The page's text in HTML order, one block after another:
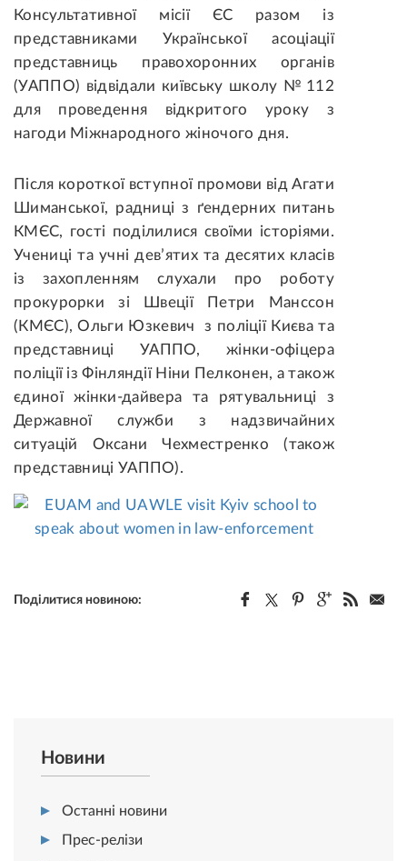
Консультативної місії ЄС разом із
представниками Української асоціації
представниць правохоронних органів
(УАППО) відвідали київську школу № 112
для проведення відкритого уроку з
нагоди Міжнародного жіночого дня.
Після короткої вступної промови від Агати
Шиманської, радниці з ґендерних питань
КМЄС, гості поділилися своїми історіями.
Учениці та учні дев’ятих та десятих класів
із захопленням слухали про роботу
прокурорки зі Швеції Петри Манссон
(КМЄС), Ольги Юзкевич з поліції Києва та
представниці УАППО, жінки-офіцера
поліції із Фінляндії Ніни Пелконен, а також
єдиної жінки-дайвера та рятувальниці з
Державної служби з надзвичайних
ситуацій Оксани Чехместренко (також
представниці УАППО).
Поділитися новиною:
Новини
Останні новини
Прес-релізи